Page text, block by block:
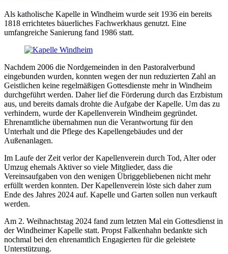
Als katholische Kapelle in Windheim wurde seit 1936 ein bereits
1818 errichtetes bäuerliches Fachwerkhaus genutzt. Eine
umfangreiche Sanierung fand 1986 statt.
Nachdem 2006 die Nordgemeinden in den Pastoralverbund
eingebunden wurden, konnten wegen der nun reduzierten Zahl an
Geistlichen keine regelmäßigen Gottesdienste mehr in Windheim
durchgeführt werden. Daher lief die Förderung durch das Erzbistum
aus, und bereits damals drohte die Aufgabe der Kapelle. Um das zu
verhindern, wurde der Kapellenverein Windheim gegründet.
Ehrenamtliche übernahmen nun die Verantwortung für den
Unterhalt und die Pflege des Kapellen­gebäudes und der
Außenanlagen.
Im Laufe der Zeit verlor der Kapellenverein durch Tod, Alter oder
Umzug ehemals Aktiver so viele Mitglieder, dass die
Vereinsaufgaben von den wenigen Übrig­gebliebenen nicht mehr
erfüllt werden konnten. Der Kapellenverein löste sich daher zum
Ende des Jahres 2024 auf. Kapelle und Garten sollen nun verkauft
werden.
Am 2. Weihnachtstag 2024 fand zum letzten Mal ein Gottesdienst in
der Windheimer Kapelle statt. Propst Falkenhahn bedankte sich
nochmal bei den ehrenamtlich Engagierten für die geleistete
Unterstützung.